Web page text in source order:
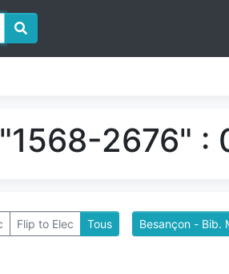
2676" :
Flip to Elec Tous Besançon - Bib.